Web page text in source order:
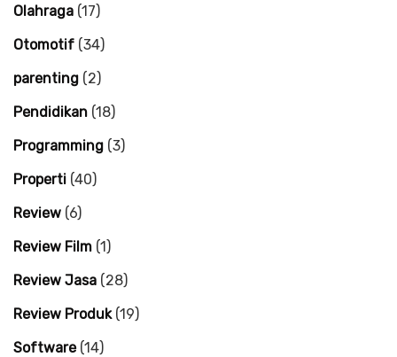
Olahraga (17)
Otomotif (34)
parenting (2)
Pendidikan (18)
Programming (3)
Properti (40)
Review (6)
Review Film (1)
Review Jasa (28)
Review Produk(19)
Software(14)